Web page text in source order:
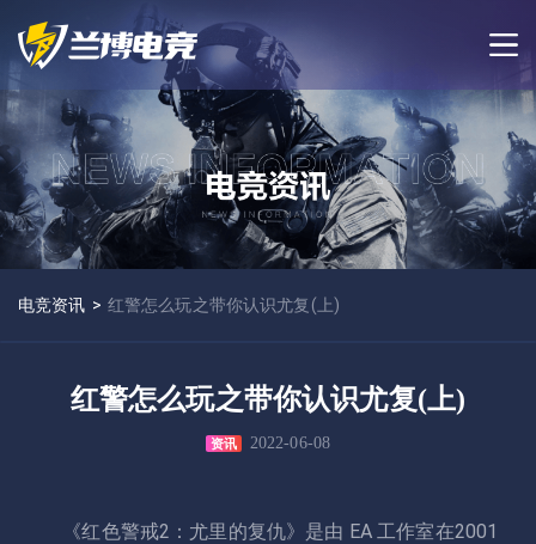
电竞资讯 > 红警怎么玩之带你认识尤复(上)
红警怎么玩之带你认识尤复(上)
资讯 2022-06-08
《红色警戒2：尤里的复仇》是由 EA 工作室在2001